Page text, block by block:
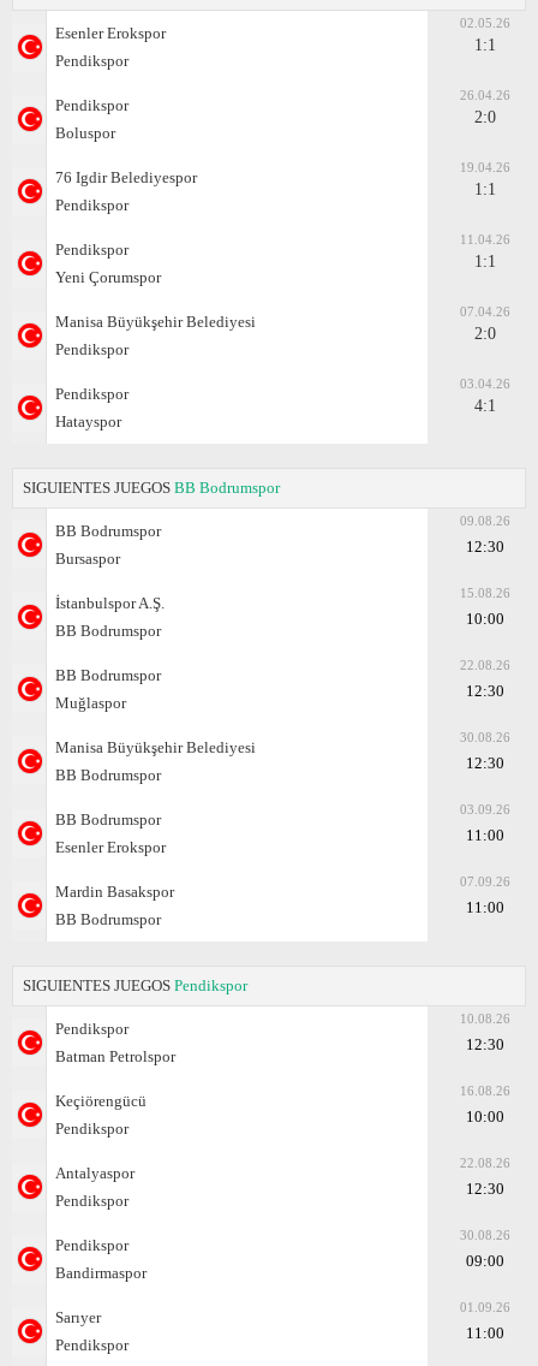
Esenler Erokspor
Pendikspor
02.05.26
1:1
Pendikspor
Boluspor
26.04.26
2:0
76 Igdir Belediyespor
Pendikspor
19.04.26
1:1
Pendikspor
Yeni Çorumspor
11.04.26
1:1
Manisa Büyükşehir Belediyesi
Pendikspor
07.04.26
2:0
Pendikspor
Hatayspor
03.04.26
4:1
SIGUIENTES JUEGOS BB Bodrumspor
BB Bodrumspor
Bursaspor
09.08.26
12:30
İstanbulspor A.Ş.
BB Bodrumspor
15.08.26
10:00
BB Bodrumspor
Muğlaspor
22.08.26
12:30
Manisa Büyükşehir Belediyesi
BB Bodrumspor
30.08.26
12:30
BB Bodrumspor
Esenler Erokspor
03.09.26
11:00
Mardin Basakspor
BB Bodrumspor
07.09.26
11:00
SIGUIENTES JUEGOS Pendikspor
Pendikspor
Batman Petrolspor
10.08.26
12:30
Keçiörengücü
Pendikspor
16.08.26
10:00
Antalyaspor
Pendikspor
22.08.26
12:30
Pendikspor
Bandirmaspor
30.08.26
09:00
Sarıyer
Pendikspor
01.09.26
11:00